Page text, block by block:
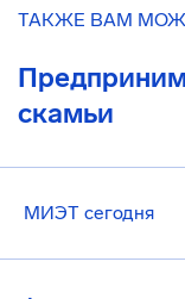
ТАКЖЕ ВАМ
скамьи
МИЭТ сегодня